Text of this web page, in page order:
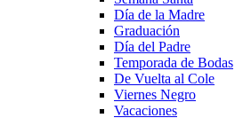
Día de la Madre
Graduación
Día del Padre
Temporada de Bodas
De Vuelta al Cole
Viernes Negro
Vacaciones